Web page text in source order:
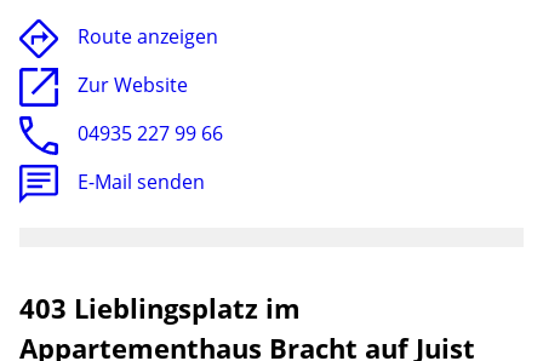
403 Lieblingsplatz im
Appartementhaus Bracht auf Juist
Route anzeigen
Zur Website
04935 227 99 66
E-Mail senden